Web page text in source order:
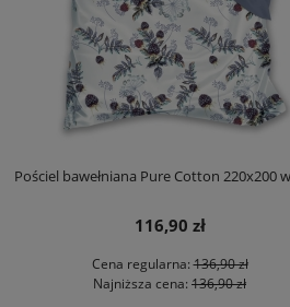
Pościel bawełniana Pure Cotton 220x200
116,90 zł
Cena regularna:136,90 zł
Najniższa cena: 136,90 zł